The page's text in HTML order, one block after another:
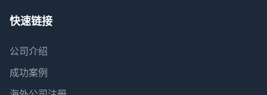
快速链接
公司介绍
成功案例